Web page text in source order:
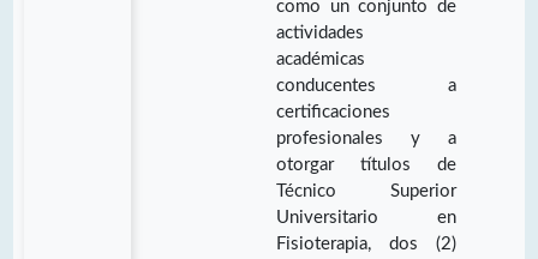
como un conjunto de
actividades
académicas
conducentes a
certificaciones
profesionales y a
otorgar títulos de
Técnico Superior
Universitario en
Fisioterapia, dos (2)